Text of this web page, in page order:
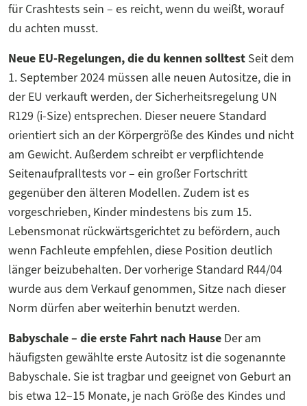
für Crashtests sein – es reicht, wenn du weißt, worauf
du achten musst.
Neue EU-Regelungen, die du kennen solltest Seit dem
1. September 2024 müssen alle neuen Autositze, die in
der EU verkauft werden, der Sicherheitsregelung UN
R129 (i-Size) entsprechen. Dieser neuere Standard
orientiert sich an der Körpergröße des Kindes und nicht
am Gewicht. Außerdem schreibt er verpflichtende
Seitenaufpralltests vor – ein großer Fortschritt
gegenüber den älteren Modellen. Zudem ist es
vorgeschrieben, Kinder mindestens bis zum 15.
Lebensmonat rückwärtsgerichtet zu befördern, auch
wenn Fachleute empfehlen, diese Position deutlich
länger beizubehalten. Der vorherige Standard R44/04
wurde aus dem Verkauf genommen, Sitze nach dieser
Norm dürfen aber weiterhin benutzt werden.
Babyschale – die erste Fahrt nach Hause Der am
häufigsten gewählte erste Autositz ist die sogenannte
Babyschale. Sie ist tragbar und geeignet von Geburt an
bis etwa 12–15 Monate, je nach Größe des Kindes und